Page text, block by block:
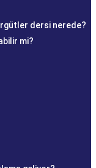
dersi nerede?
mi?